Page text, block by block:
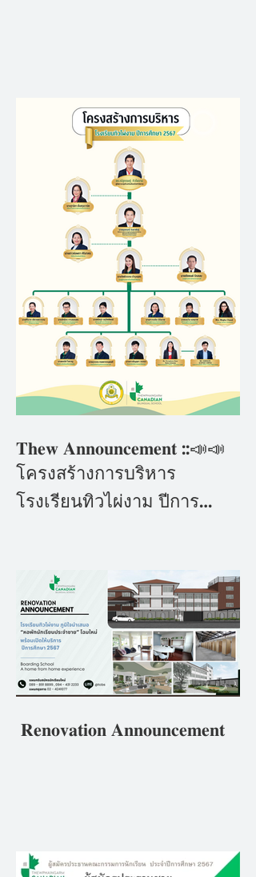
𝐓𝐡𝐞𝐰 𝐀𝐧𝐧𝐨𝐮𝐧𝐜𝐞𝐦𝐞𝐧𝐭 ::📣📣
โครงสร้างการบริหาร
โรงเรียนทิวไผ่งาม ปีการ
𝑩𝙚𝒔𝙩 𝙔𝒐𝙪 𝘾𝒂𝙣 𝘽𝒆 ดีที่สุดใน
แบบที่คุณเป็น"
𝐑𝐞𝐧𝐨𝐯𝐚𝐭𝐢𝐨𝐧 𝐀𝐧𝐧𝐨𝐮𝐧𝐜𝐞𝐦𝐞𝐧𝐭